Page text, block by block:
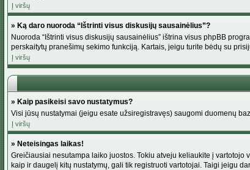
Į viršų
» Ką daro nuoroda “Ištrinti visus diskusijų sausainėlius”?
Nuoroda “Ištrinti visus diskusijų sausainėlius” ištrina visus phpBB
perskaitytų pranešimų sekimo funkciją. Kartais, jeigu turite bėdų su
Į viršų
» Kaip pasikeisi savo nustatymus?
Visi jūsų nustatymai (jeigu esate užsiregistravęs) saugomi duomenų
Į viršų
» Neteisingas laikas!
Greičiausiai nesutampa laiko juostos. Tokiu atveju keliaukite į
kaip ir daugelį kitų nustatymų, gali tik registruoti vartotojai. Taigi jeigu